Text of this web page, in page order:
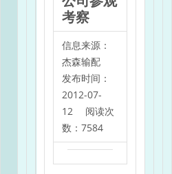
考察
信息来源：
杰森输配
发布时间：
2012-07-
12 阅读次
数：7584